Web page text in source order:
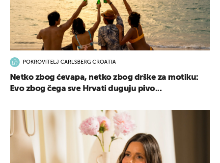
POKROVITELJ CARLSBERG CROATIA
Netko zbog ćevapa, netko zbog drške za motiku:
Evo zbog čega sve Hrvati duguju pivo...